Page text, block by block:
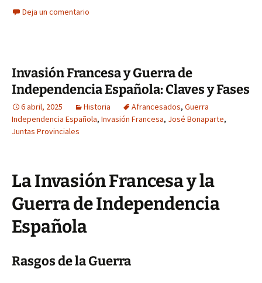
Deja un comentario
Invasión Francesa y Guerra de
Independencia Española: Claves y Fases
6 abril, 2025 Historia Afrancesados, Guerra
Independencia Española, Invasión Francesa, José Bonaparte,
Juntas Provinciales
La Invasión Francesa y la
Guerra de Independencia
Española
Rasgos de la Guerra